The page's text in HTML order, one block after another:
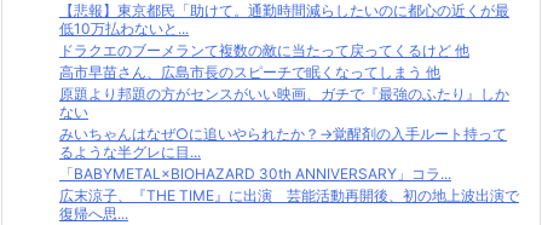
【悲報】東京都民「助けて。通勤時間減らしたいのに都心の近くが最
低10万払わないと...
ドラクエのブーメランて複数の敵に当たって戻ってくるけど 他
高市早苗さん、広島市長のスピーチで眠くなってしまう 他
原題より邦題の方がセンスがいい映画、ガチで『最強のふたり』しか
ない
みいちゃんはなぜ○に追いやられたか？→覚醒剤の入手ルート持って
るような半グレに目...
「BABYMETAL×BIOHAZARD 30th ANNIVERSARY」コラ...
広末涼子、『THE TIME』に出演 芸能活動再開後、初の地上波出演で
復帰へ思...